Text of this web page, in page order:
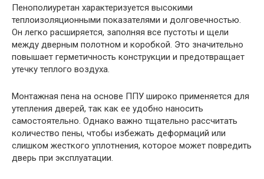
Пенополиуретан характеризуется высокими
теплоизоляционными показателями и долговечностью.
Он легко расширяется, заполняя все пустоты и щели
между дверным полотном и коробкой. Это значительно
повышает герметичность конструкции и предотвращает
утечку теплого воздуха.
Монтажная пена на основе ППУ широко применяется для
утепления дверей, так как ее удобно наносить
самостоятельно. Однако важно тщательно рассчитать
количество пены, чтобы избежать деформаций или
слишком жесткого уплотнения, которое может повредить
дверь при эксплуатации.